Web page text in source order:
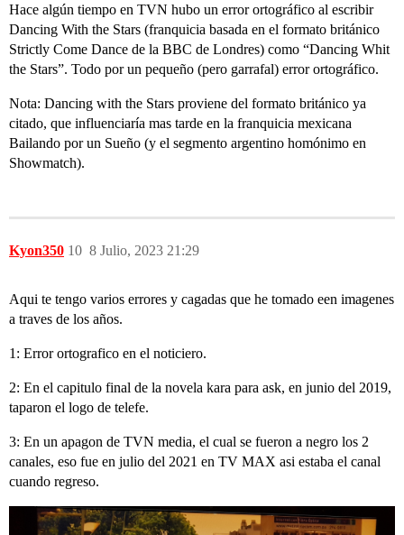
Hace algún tiempo en TVN hubo un error ortográfico al escribir
Dancing With the Stars (franquicia basada en el formato británico
Strictly Come Dance de la BBC de Londres) como “Dancing Whit
the Stars”. Todo por un pequeño (pero garrafal) error ortográfico.
Nota: Dancing with the Stars proviene del formato británico ya
citado, que influenciaría mas tarde en la franquicia mexicana
Bailando por un Sueño (y el segmento argentino homónimo en
Showmatch).
Kyon350 8 Julio, 2023 21:29
10
Aqui te tengo varios errores y cagadas que he tomado een imagenes
a traves de los años.
1: Error ortografico en el noticiero.
2: En el capitulo final de la novela kara para ask, en junio del 2019,
taparon el logo de telefe.
3: En un apagon de TVN media, el cual se fueron a negro los 2
canales, eso fue en julio del 2021 en TV MAX asi estaba el canal
cuando regreso.